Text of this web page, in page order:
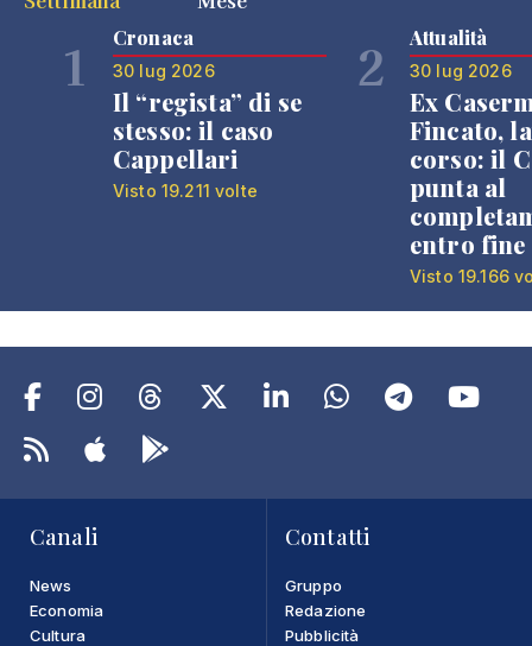
1 Cronaca
30 lug 2026
Il “regista” di se
stesso: il caso
Cappellari
Visto 19.211 volte
2 Attualità
30 lug 2026
Ex
Fincato,
corso: il
punta al
entro fine
Visto 19.166
Canali
News
Economia
Cultura
Contatti
Gruppo
Redazione
Pubblicità